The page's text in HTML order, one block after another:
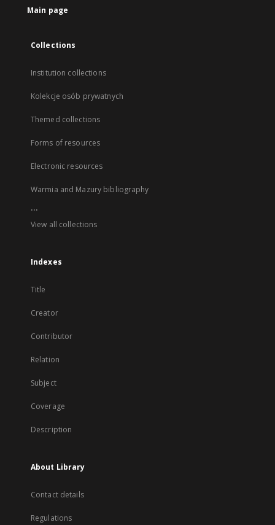
Main page
Collections
Institution collections
Kolekcje osób prywatnych
Themed collections
Forms of resources
Electronic resources
Warmia and Mazury bibliography
...
View all collections
Indexes
Title
Creator
Contributor
Relation
Subject
Coverage
Description
About Library
Contact details
Regulations